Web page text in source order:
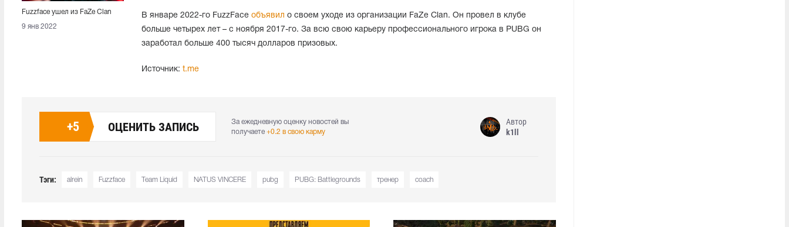
Fuzzface ушел из FaZe Clan
9 янв 2022
В январе 2022-го FuzzFace объявил о своем уходе из организации FaZe Clan. Он провел в клубе
больше четырех лет – с ноября 2017-го. За всю свою карьеру профессионального игрока в PUBG он
заработал больше 400 тысяч долларов призовых.
Источник: t.me
+5 ОЦЕНИТЬ ЗАПИСЬ
За ежедневную оценку новостей вы
получаете +0.2 в свою карму
Автор
k1ll
Тэги: alrein Fuzzface Team Liquid NATUS VINCERE pubg PUBG: Battlegrounds тренер coach